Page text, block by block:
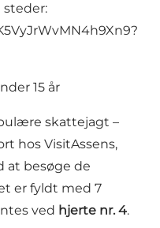
steder:
15 år
skattejagt –
hos VisitAssens,
at besøge de
er fyldt med 7
ved hjerte nr. 4.